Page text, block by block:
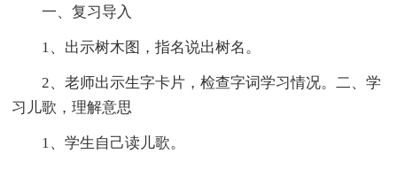
一、复习导入
1、出示树木图，指名说出树名。
2、老师出示生字卡片，检查字词学习情况。二、学
习儿歌，理解意思
1、学生自己读儿歌。